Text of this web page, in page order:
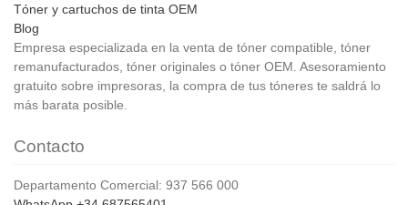
Tóner y cartuchos de tinta OEM
Blog
Empresa especializada en la venta de tóner compatible, tóner
remanufacturados, tóner originales o tóner OEM. Asesoramiento
gratuito sobre impresoras, la compra de tus tóneres te saldrá lo
más barata posible.
Contacto
Departamento Comercial: 937 566 000